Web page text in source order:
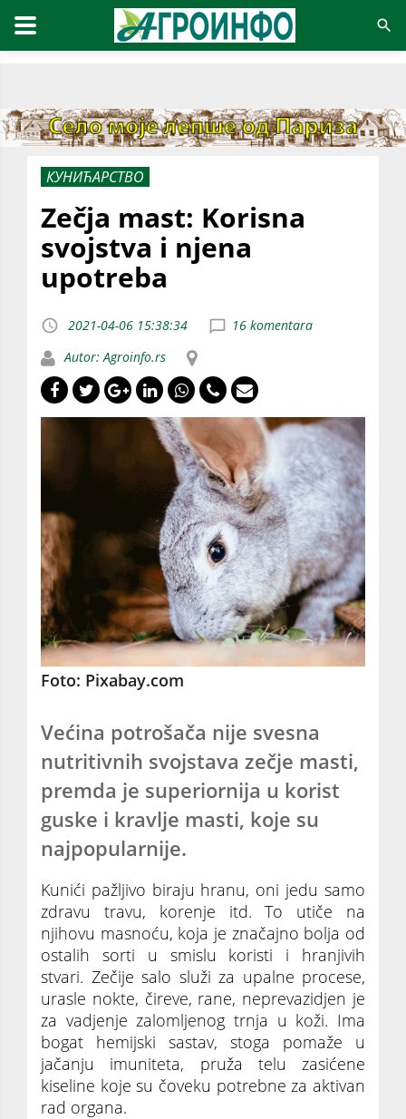
КУНИЋАРСТВО
Zečja mast: Korisna
svojstva i njena
upotreba
2021-04-06 15:38:34
16 komentara
Autor: Agroinfo.rs
Foto: Pixabay.com
Većina potrošača nije svesna
nutritivnih svojstava zečje masti,
premda je superiornija u korist
guske i kravlje masti, koje su
najpopularnije.
Kunići pažljivo biraju hranu, oni jedu samo
zdravu travu, korenje itd. To utiče na
njihovu masnoću, koja je značajno bolja od
ostalih sorti u smislu koristi i hranjivih
stvari. Zečije salo služi za upalne procese,
urasle nokte, čireve, rane, neprevazidjen je
za vadjenje zalomljenog trnja u koži. Ima
bogat hemijski sastav, stoga pomaže u
jačanju imuniteta, pruža telu zasićene
kiseline koje su čoveku potrebne za aktivan
rad organa.